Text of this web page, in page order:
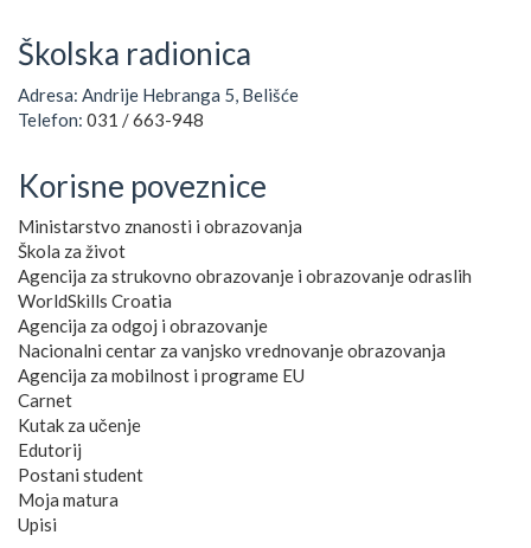
Školska radionica
Adresa: Andrije Hebranga 5, Belišće
Telefon: 031 / 663-948
Korisne poveznice
Ministarstvo znanosti i obrazovanja
Škola za život
Agencija za strukovno obrazovanje i obrazovanje odraslih
WorldSkills Croatia
Agencija za odgoj i obrazovanje
Nacionalni centar za vanjsko vrednovanje obrazovanja
Agencija za mobilnost i programe EU
Carnet
Kutak za učenje
Edutorij
Postani student
Moja matura
Upisi